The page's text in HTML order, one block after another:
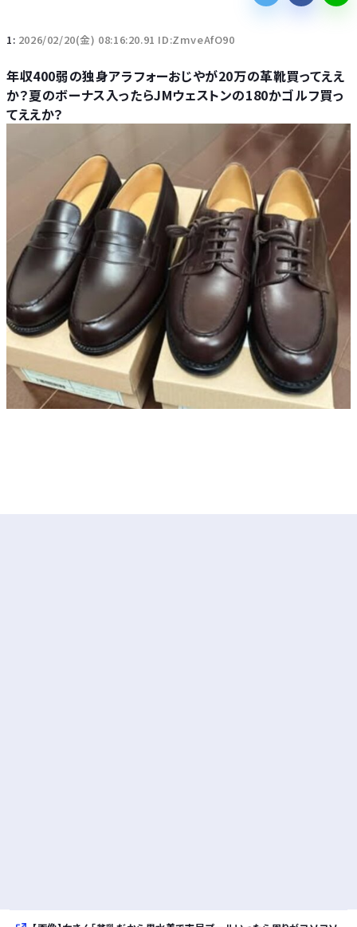
1: 2026/02/20(金) 08:16:20.91 ID:ZmveAfO90
年収400弱の独身アラフォーおじやが20万の革靴買ってええ
か？夏のボーナス入ったらJMウェストンの180かゴルフ買っ
てええか？